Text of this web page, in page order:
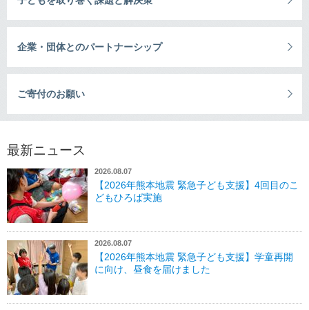
企業・団体とのパートナーシップ
ご寄付のお願い
最新ニュース
2026.08.07
【2026年熊本地震 緊急子ども支援】4回目のこ
どもひろば実施
2026.08.07
【2026年熊本地震 緊急子ども支援】学童再開
に向け、昼食を届けました